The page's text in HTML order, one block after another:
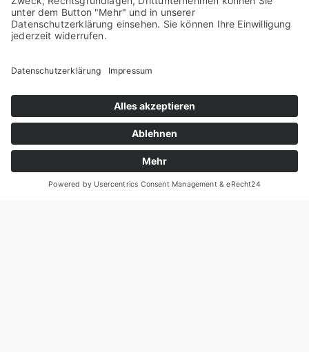
zer­ti­fi­ka­te ver­lie­ren knapp acht Pro­zent auf
einen Anteil von 60,3 Pro­zent der Neu­an­la­gen.
Die offen­si­ve­ren Akti­en­an­lei­hen legen hin­ge­
gen kräf­tig in der Gunst der Kun­den zu. Mit
Ihren Anteil gegen­über dem Vor­mo­nat um
rund zehn Pro­zent und posi­tio­nie­ren sich auf
dem 2. Platz. Dritt­be­lieb­tes­te Pro­dukt­gat­tung
im Juni ist mit 13,3 Pro­zent das Cap­ped Bonus­
zer­ti­fi­kat.